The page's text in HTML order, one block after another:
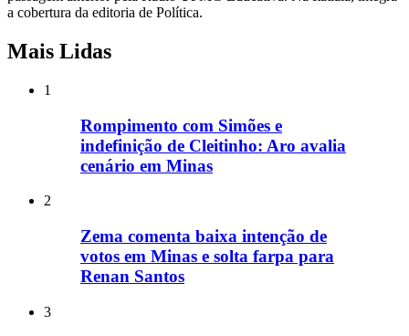
a cobertura da editoria de Política.
Mais Lidas
1
Rompimento com Simões e
indefinição de Cleitinho: Aro avalia
cenário em Minas
2
Zema comenta baixa intenção de
votos em Minas e solta farpa para
Renan Santos
3